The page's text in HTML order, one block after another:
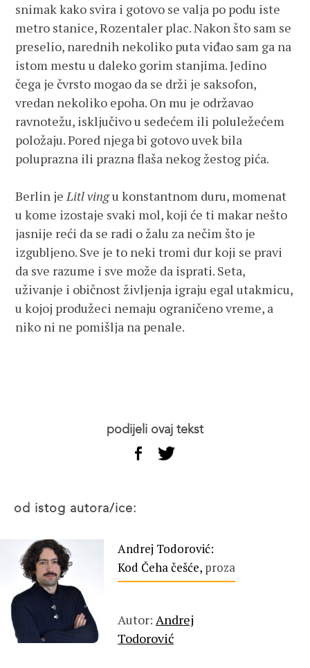
snimak kako svira i gotovo se valja po podu iste
metro stanice, Rozentaler plac. Nakon što sam se
preselio, narednih nekoliko puta viđao sam ga na
istom mestu u daleko gorim stanjima. Jedino
čega je čvrsto mogao da se drži je saksofon,
vredan nekoliko epoha. On mu je održavao
ravnotežu, isključivo u sedećem ili poluležećem
položaju. Pored njega bi gotovo uvek bila
poluprazna ili prazna flaša nekog žestog pića.
Berlin jeLitl vingu konstantnom duru, momenat
u kome izostaje svaki mol, koji će ti makar nešto
jasnije reći da se radi o žalu za nečim što je
izgubljeno. Sve je to neki tromi dur koji se pravi
da sve razume i sve može da isprati. Seta,
uživanje i običnost življenja igraju egal utakmicu,
u kojoj produžeci nemaju ograničeno vreme, a
niko ni ne pomišlja na penale.
podijeli ovaj tekst
od istog autora/ice:
Andrej Todorović:
Kod Čeha češće, proza
Autor: Andrej
Todorović